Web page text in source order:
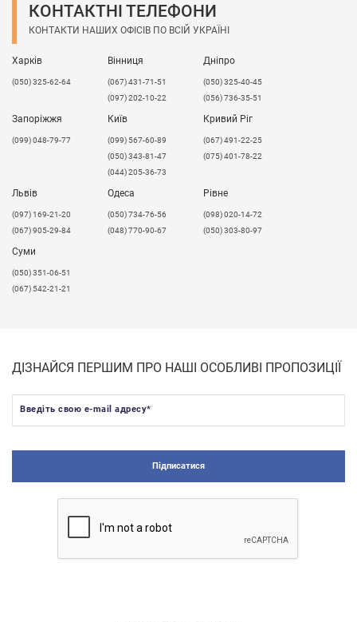
КОНТАКТНІ ТЕЛЕФОНИ
КОНТАКТИ НАШИХ ОФІСІВ ПО ВСІЙ УКРАЇНІ
Харків
(050) 325-62-64
Вінниця
(067) 431-71-51
(097) 202-10-22
Дніпро
(050) 325-40-45
(056) 736-35-51
Запоріжжя
(099) 048-79-77
Київ
(099) 567-60-89
(050) 343-81-47
(044) 205-36-73
Кривий Ріг
(067) 491-22-25
(075) 401-78-22
Львів
​(097) 169-21-20
(067) 905-29-84
Одеса
(050) 734-76-56
(048) 770-90-67
Рівне
(098) 020-14-72
(050) 303-80-97
Суми
(050) 351-06-51
(067) 542-21-21
ДІЗНАЙСЯ ПЕРШИМ ПРО НАШІ ОСОБЛИВІ ПРОПОЗИЦІЇ
Введіть свою e-mail адресу*
Підписатися